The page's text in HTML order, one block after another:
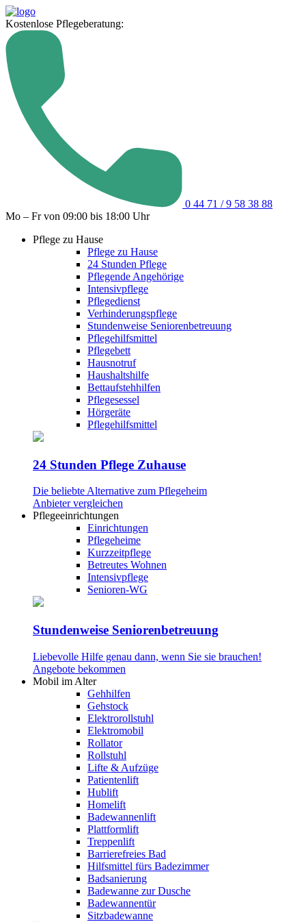
Kostenlose Pflegeberatung:
0 44 71 / 9 58 38 88
Mo – Fr von 09:00 bis 18:00 Uhr
Pflege zu Hause
Pflege zu Hause
24 Stunden Pflege
Pflegende Angehörige
Intensivpflege
Pflegedienst
Verhinderungspflege
Stundenweise Seniorenbetreuung
Pflegehilfsmittel
Pflegebett
Hausnotruf
Haushaltshilfe
Bettaufstehhilfen
Pflegesessel
Hörgeräte
Pflegehilfsmittel
24 Stunden Pflege Zuhause
Die beliebte Alternative zum Pflegeheim
Anbieter vergleichen
Pflegeeinrichtungen
Einrichtungen
Pflegeheime
Kurzzeitpflege
Betreutes Wohnen
Intensivpflege
Senioren-WG
Stundenweise Seniorenbetreuung
Liebevolle Hilfe genau dann, wenn Sie sie brauchen!
Angebote bekommen
Mobil im Alter
Gehhilfen
Gehstock
Elektrorollstuhl
Elektromobil
Rollator
Rollstuhl
Lifte & Aufzüge
Patientenlift
Hublift
Homelift
Badewannenlift
Plattformlift
Treppenlift
Barrierefreies Bad
Hilfsmittel fürs Badezimmer
Badsanierung
Badewanne zur Dusche
Badewannentür
Sitzbadewanne